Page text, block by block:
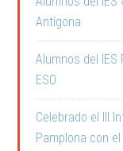
Antígona
Alumnos del IES
ESO
Celebrado el III
Pamplona con